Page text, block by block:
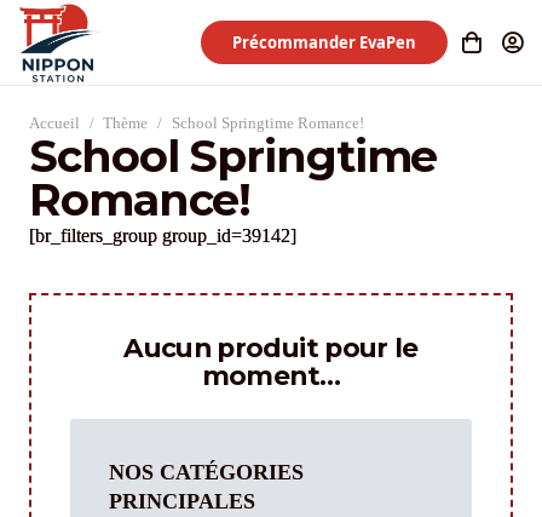
Précommander EvaPen
Accueil / Thème / School Springtime Romance!
School Springtime
Romance!
[br_filters_group group_id=39142]
Aucun produit pour le
moment…
NOS CATÉGORIES
PRINCIPALES